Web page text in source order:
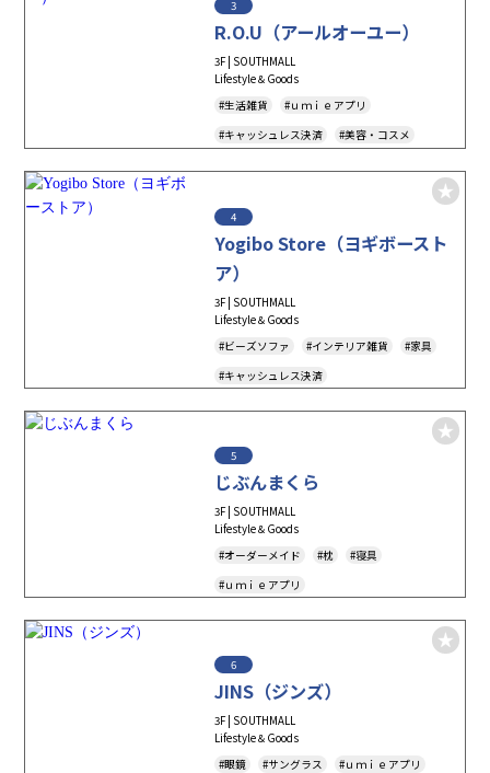
3
R.O.U（アールオーユー）
3F | SOUTHMALL
Lifestyle＆Goods
#生活雑貨
#ｕｍｉｅアプリ
#キャッシュレス決済
#美容・コスメ
#バレンタイン
4
Yogibo Store（ヨギボースト
ア）
3F | SOUTHMALL
Lifestyle＆Goods
#ビーズソファ
#インテリア雑貨
#家具
#キャッシュレス決済
5
じぶんまくら
3F | SOUTHMALL
Lifestyle＆Goods
#オーダーメイド
#枕
#寝具
#ｕｍｉｅアプリ
6
JINS（ジンズ）
3F | SOUTHMALL
Lifestyle＆Goods
#眼鏡
#サングラス
#ｕｍｉｅアプリ